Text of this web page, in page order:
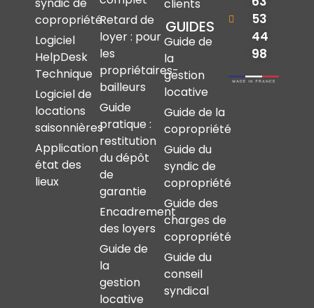
copropriété
Logiciel
HelpDesk
Technique
Logiciel de
locations
saisonnières
Application
état des
lieux
Retard de
loyer : pour
les
propriétaires-
bailleurs
Guide
pratique :
restitution
du dépôt
de
garantie
Encadrement
des loyers
Guide de
la
gestion
locative
clients
GUIDES
Guide de
la
gestion
locative
Guide de la
copropriété
Guide du
syndic de
copropriété
Guide des
charges de
copropriété
Guide du
conseil
syndical
53
44
98